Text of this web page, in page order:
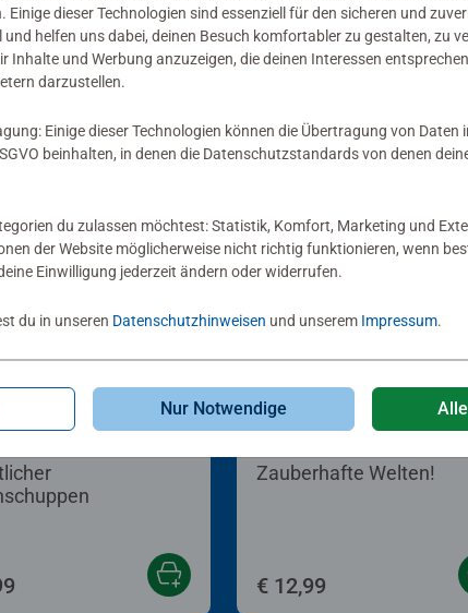
Zauberhafte Welten!
€ 12,99
Einige dieser Technologien sind essenziell für den sicheren und
helfen uns dabei, deinen Besuch komfortabler zu gestalten, zu
Inhalte und Werbung anzuzeigen, die deinen Interessen
darzustellen.
Einige dieser Technologien können die Übertragung von Daten
beinhalten, in denen die Datenschutzstandards von denen
du zulassen möchtest: Statistik, Komfort, Marketing und
der Website möglicherweise nicht richtig funktionieren, wenn
Einwilligung jederzeit ändern oder widerrufen.
du in unseren Datenschutzhinweisen und unserem Impressum.
Nur Notwendige